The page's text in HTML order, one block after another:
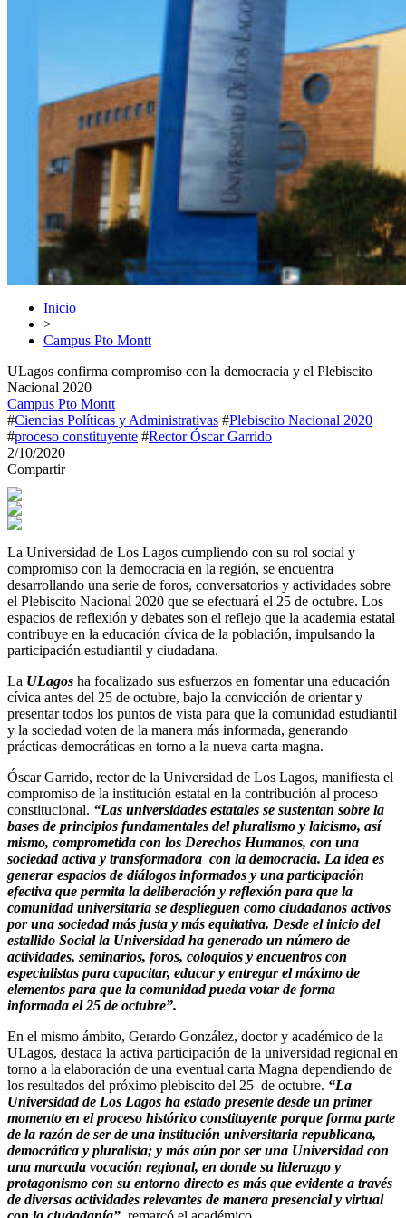
Inicio
>
Campus Pto Montt
ULagos confirma compromiso con la democracia y el Plebiscito
Nacional 2020
Campus Pto Montt
#Ciencias Políticas y Administrativas #Plebiscito Nacional 2020
#proceso constituyente #Rector Óscar Garrido
2/10/2020
Compartir
La Universidad de Los Lagos cumpliendo con su rol social y
compromiso con la democracia en la región, se encuentra
desarrollando una serie de foros, conversatorios y actividades sobre
el Plebiscito Nacional 2020 que se efectuará el 25 de octubre. Los
espacios de reflexión y debates son el reflejo que la academia estatal
contribuye en la educación cívica de la población, impulsando la
participación estudiantil y ciudadana.
La ULagos ha focalizado sus esfuerzos en fomentar una educación
cívica antes del 25 de octubre, bajo la convicción de orientar y
presentar todos los puntos de vista para que la comunidad estudiantil
y la sociedad voten de la manera más informada, generando
prácticas democráticas en torno a la nueva carta magna.
Óscar Garrido, rector de la Universidad de Los Lagos, manifiesta el
compromiso de la institución estatal en la contribución al proceso
constitucional. “Las universidades estatales se sustentan sobre la
bases de principios fundamentales del pluralismo y laicismo, así
mismo, comprometida con los Derechos Humanos, con una
sociedad activa y transformadora con la democracia. La idea es
generar espacios de diálogos informados y una participación
efectiva que permita la deliberación y reflexión para que la
comunidad universitaria se desplieguen como ciudadanos activos
por una sociedad más justa y más equitativa. Desde el inicio del
estallido Social la Universidad ha generado un número de
actividades, seminarios, foros, coloquios y encuentros con
especialistas para capacitar, educar y entregar el máximo de
elementos para que la comunidad pueda votar de forma
informada el 25 de octubre”.
En el mismo ámbito, Gerardo González, doctor y académico de la
ULagos, destaca la activa participación de la universidad regional en
torno a la elaboración de una eventual carta Magna dependiendo de
los resultados del próximo plebiscito del 25 de octubre. “La
Universidad de Los Lagos ha estado presente desde un primer
momento en el proceso histórico constituyente porque forma parte
de la razón de ser de una institución universitaria republicana,
democrática y pluralista; y más aún por ser una Universidad con
una marcada vocación regional, en donde su liderazgo y
protagonismo con su entorno directo es más que evidente a través
de diversas actividades relevantes de manera presencial y virtual